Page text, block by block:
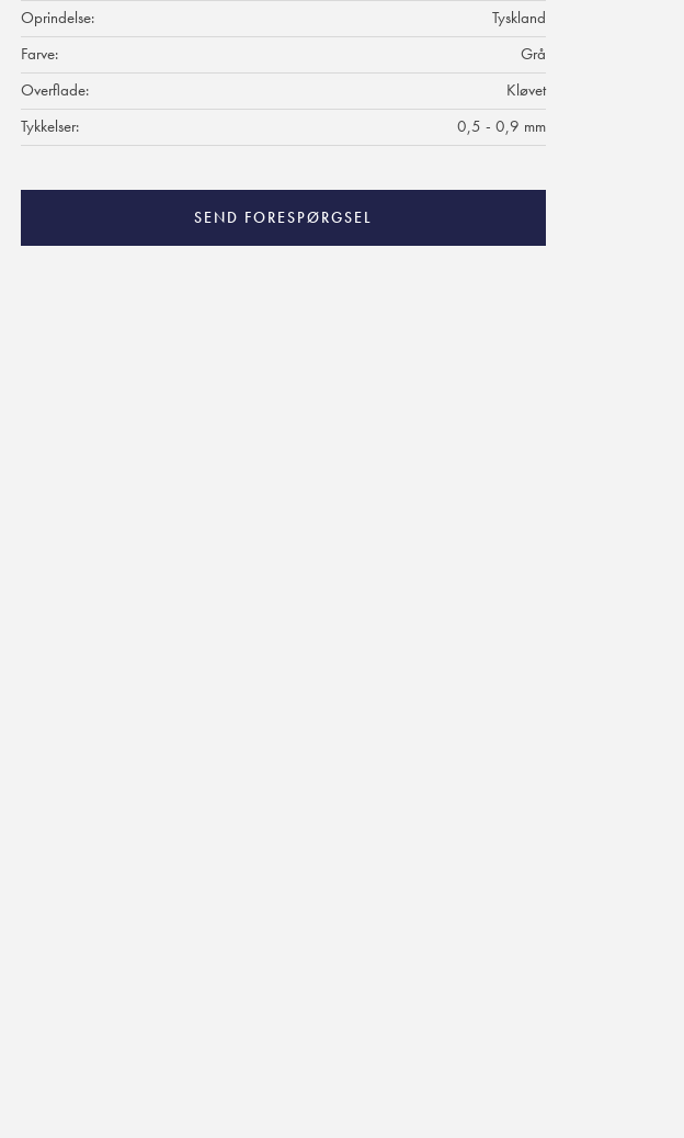
Oprindelse:
Tyskland
Farve:
Grå
Overflade:
Kløvet
Tykkelser:
0,5 - 0,9 mm
SEND FORESPØRGSEL